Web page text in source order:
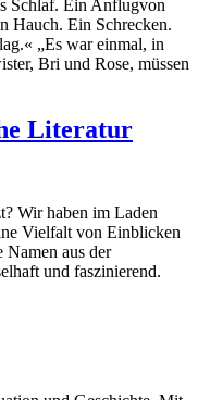
Schlaf. Ein Anflugvon
Hauch. Ein Schrecken.
„Es war einmal, in
Bri und Rose, müssen
Literatur
Wir haben im Laden
Vielfalt von Einblicken
Namen aus der
und faszinierend.